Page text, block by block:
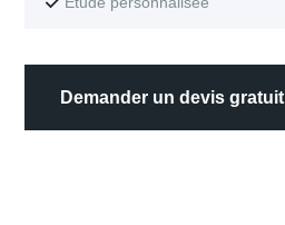
Demander un devis gratuit